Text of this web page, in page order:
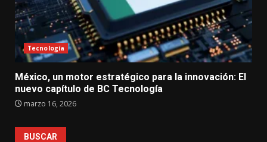
Tecnología
México, un motor estratégico para la innovación: El
nuevo capítulo de BC Tecnología
marzo 16, 2026
BUSCAR